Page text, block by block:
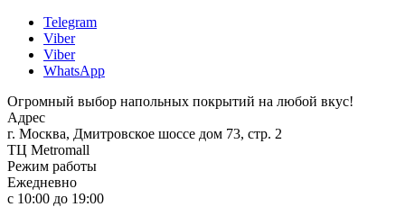
Telegram
Viber
Viber
WhatsApp
Огромный выбор напольных покрытий на любой вкус!
Адрес
г. Москва, Дмитровское шоссе дом 73, стр. 2
ТЦ Metromall
Режим работы
Ежедневно
с 10:00 до 19:00